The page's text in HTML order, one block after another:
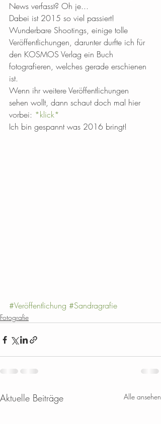
News verfasst? Oh je...
Dabei ist 2015 so viel passiert!
Wunderbare Shootings, einige tolle
Veröffentlichungen, darunter durfte ich für
den KOSMOS Verlag ein Buch
fotografieren, welches gerade erschienen
ist.
Wenn ihr weitere Veröffentlichungen
sehen wollt, dann schaut doch mal hier
vorbei: *klick*
Ich bin gespannt was 2016 bringt!
#Veröffentlichung #Sandragrafie
Fotografie
Aktuelle Beiträge Alle ansehen